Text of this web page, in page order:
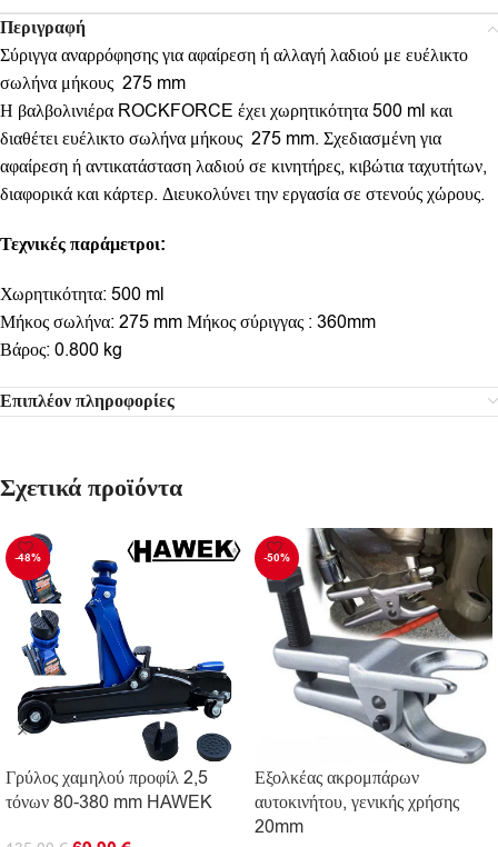
Περιγραφή
Σύριγγα αναρρόφησης για αφαίρεση ή αλλαγή λαδιού με ευέλικτο
σωλήνα μήκους 275 mm
Η βαλβολινιέρα ROCKFORCE έχει χωρητικότητα 500 ml και
διαθέτει ευέλικτο σωλήνα μήκους 275 mm. Σχεδιασμένη για
αφαίρεση ή αντικατάσταση λαδιού σε κινητήρες, κιβώτια ταχυτήτων,
διαφορικά και κάρτερ. Διευκολύνει την εργασία σε στενούς χώρους.
Τεχνικές παράμετροι:
Χωρητικότητα: 500 ml
Μήκος σωλήνα: 275 mm Μήκος σύριγγας : 360mm
Βάρος: 0.800 kg
Επιπλέον πληροφορίες
Σχετικά προϊόντα
-48%
Γρύλος χαμηλού προφίλ 2,5
τόνων 80-380 mm HAWEK
-50%
Εξολκέας ακρομπάρων
αυτοκινήτου, γενικής χρήσης
20mm